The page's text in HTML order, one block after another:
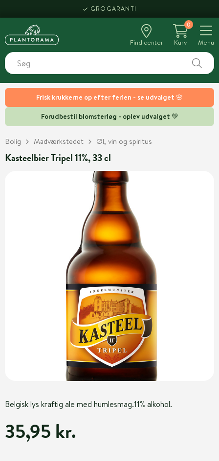
Frisk krukkerne op efter ferien - se udvalget 🌸
Forudbestil blomsterløg - oplev udvalget 💚
GROGARANTI
Find center
0
Kurv
Menu
Bolig Madværkstedet Øl, vin og spiritus
Kasteelbier Tripel 11%, 33 cl
Belgisk lys kraftig ale med humlesmag.11% alkohol.
35,95 kr.